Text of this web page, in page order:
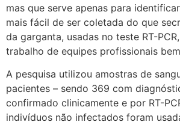
mas que serve apenas para
mais fácil de ser coletada do que
da garganta, usadas no teste RT-
trabalho de equipes profissionais
A pesquisa utilizou amostras de
pacientes – sendo 369 com
confirmado clinicamente e por RT-
indivíduos não infectados foram